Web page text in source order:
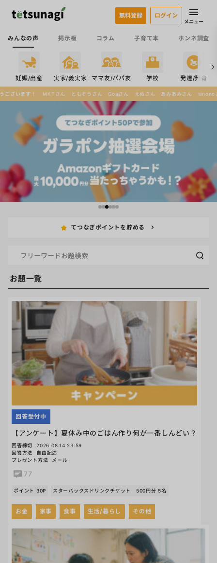
みんなの声 掲示板 コラム 子育て本 ホンネ調査
無料登録 ログイン
メニュー
妊娠/出産 実家/義実家 ママ友/パパ友 学校 発達/発育
ん ともぞうさん Goaさん えぬさん あみあみさん sinonoさん みなみんんさん
てつなぎポイントを貯める
お題一覧
【アンケート】夏休み中のごはん作り何が一番しんどい？
回答受付中
回答締切
2026.08.14 23:59
回答方法
自由記述
プレゼント方法
メール
77
ポイント 30P スターバックスドリンクチケット 500円分 5名
お金 家事 食事 生活/暮らし その他